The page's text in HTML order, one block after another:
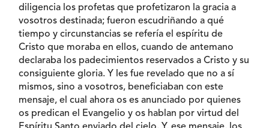
diligencia los profetas que profetizaron la gracia a
vosotros destinada; fueron escudriñando a qué
tiempo y circunstancias se refería el espíritu de
Cristo que moraba en ellos, cuando de antemano
declaraba los padecimientos reservados a Cristo y su
consiguiente gloria. Y les fue revelado que no a sí
mismos, sino a vosotros, beneficiaban con este
mensaje, el cual ahora os es anunciado por quienes
os predican el Evangelio y os hablan por virtud del